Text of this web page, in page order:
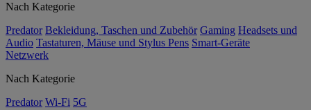
Nach Kategorie
Predator Bekleidung, Taschen und Zubehör Gaming Headsets und
Audio Tastaturen, Mäuse und Stylus Pens Smart-Geräte
Netzwerk
Nach Kategorie
Predator Wi-Fi 5G